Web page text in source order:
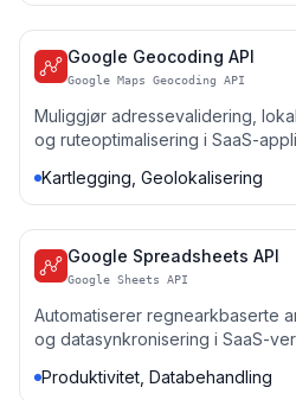
Google Geocoding API
Google Maps Geocoding API
Muliggjør adressevalidering,
og ruteoptimalisering i SaaS-
Kartlegging, Geolokalisering
Google Spreadsheets API
Google Sheets API
Automatiserer regnearkbaserte
og datasynkronisering i SaaS-
Produktivitet, Databehandling